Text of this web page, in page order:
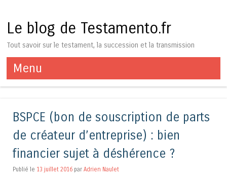
Le blog de Testamento.fr
Tout savoir sur le testament, la succession et la transmission
Menu
Aller au contenu
BSPCE (bon de souscription de parts
de créateur d’entreprise) : bien
financier sujet à déshérence ?
Publié le 13 juillet 2016 par Adrien Naulet